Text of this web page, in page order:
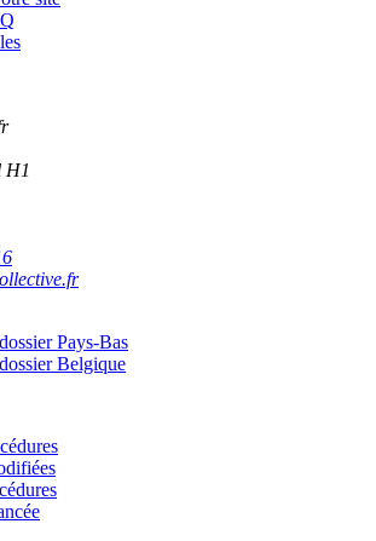
H1
Pays-Bas
Belgique